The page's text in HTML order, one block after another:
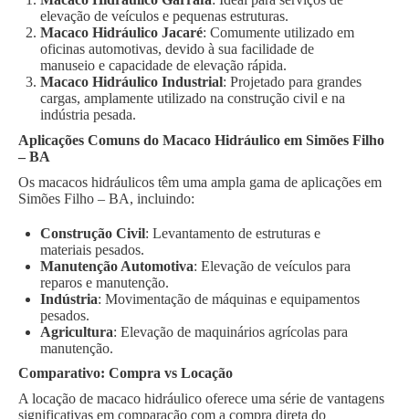
elevação de veículos e pequenas estruturas.
Macaco Hidráulico Jacaré: Comumente utilizado em
oficinas automotivas, devido à sua facilidade de
manuseio e capacidade de elevação rápida.
Macaco Hidráulico Industrial: Projetado para grandes
cargas, amplamente utilizado na construção civil e na
indústria pesada.
Aplicações Comuns do Macaco Hidráulico em Simões Filho
– BA
Os macacos hidráulicos têm uma ampla gama de aplicações em
Simões Filho – BA, incluindo:
Construção Civil: Levantamento de estruturas e
materiais pesados.
Manutenção Automotiva: Elevação de veículos para
reparos e manutenção.
Indústria: Movimentação de máquinas e equipamentos
pesados.
Agricultura: Elevação de maquinários agrícolas para
manutenção.
Comparativo: Compra vs Locação
A locação de macaco hidráulico oferece uma série de vantagens
significativas em comparação com a compra direta do